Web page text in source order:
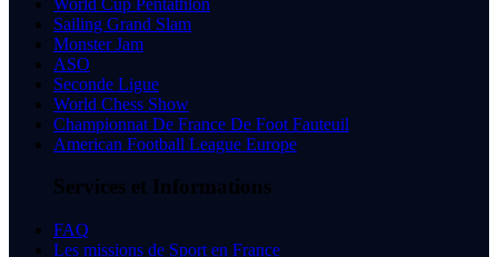
Sailing Grand Slam
Monster Jam
ASO
Seconde Ligue
World Chess Show
Championnat De France De Foot Fauteuil
American Football League Europe
Services et Informations
FAQ
Les missions de Sport en France